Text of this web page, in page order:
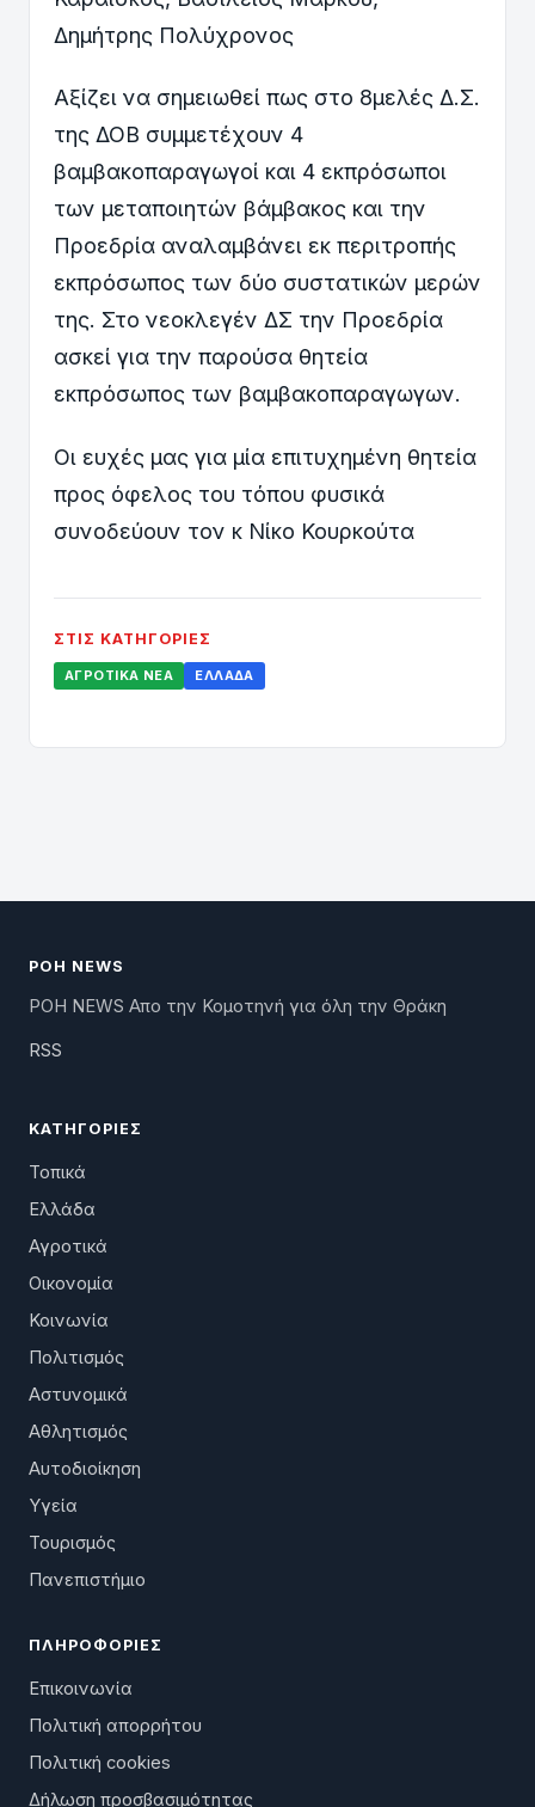
Δημήτρης Πολύχρονος
Αξίζει να σημειωθεί πως στο 8μελές Δ.Σ.
της ΔΟΒ συμμετέχουν 4
βαμβακοπαραγωγοί και 4 εκπρόσωποι
των μεταποιητών βάμβακος και την
Προεδρία αναλαμβάνει εκ περιτροπής
εκπρόσωπος των δύο συστατικών μερών
της. Στο νεοκλεγέν ΔΣ την Προεδρία
ασκεί για την παρούσα θητεία
εκπρόσωπος των βαμβακοπαραγωγων.
Οι ευχές μας για μία επιτυχημένη θητεία
προς όφελος του τόπου φυσικά
συνοδεύουν τον κ Νίκο Κουρκούτα
ΣΤΙΣ ΚΑΤΗΓΟΡΊΕΣ
ΑΓΡΟΤΙΚΆ ΝΈΑ ΕΛΛΆΔΑ
ΡΟΗ NEWS
ΡΟΗ NEWS Απο την Κομοτηνή για όλη την Θράκη
RSS
ΚΑΤΗΓΟΡΊΕΣ
Τοπικά
Ελλάδα
Αγροτικά
Οικονομία
Κοινωνία
Πολιτισμός
Αστυνομικά
Αθλητισμός
Αυτοδιοίκηση
Υγεία
Τουρισμός
Πανεπιστήμιο
ΠΛΗΡΟΦΟΡΊΕΣ
Επικοινωνία
Πολιτική απορρήτου
Πολιτική cookies
Δήλωση προσβασιμότητας